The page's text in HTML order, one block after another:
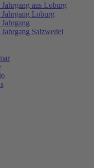
aus Loburg
Loburg
Salzwedel